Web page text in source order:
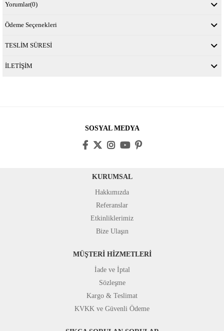
Yorumlar(0)
Ödeme Seçenekleri
TESLİM SÜRESİ
İLETİŞİM
SOSYAL MEDYA
KURUMSAL
Hakkımızda
Referanslar
Etkinliklerimiz
Bize Ulaşın
MÜŞTERİ HİZMETLERİ
İade ve İptal
Sözleşme
Kargo & Teslimat
KVKK ve Güvenli Ödeme